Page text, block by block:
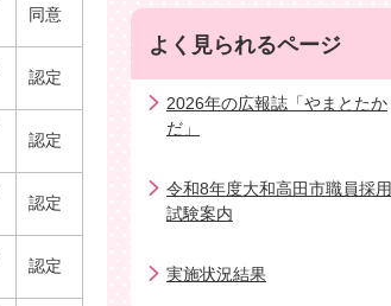
同意
認定
認定
認定
認定
よく見られるページ
2026年の広報誌「やまとたか
だ」
令和8年度大和高田市職員採用
試験案内
実施状況結果